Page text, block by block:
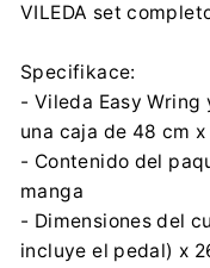
VILEDA set
Specifikace:
- Vileda Easy Wring
una caja de 48 cm
- Contenido del
manga
- Dimensiones del
incluye el pedal) x